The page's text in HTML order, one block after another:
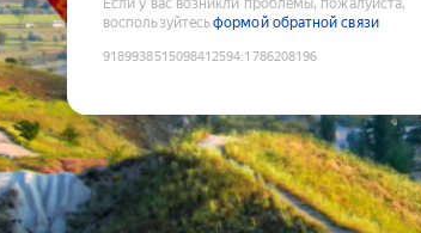
Если у вас возникли проблемы, пожалуйста,
воспользуйтесьформой обратной связи
9189938515098412594:1786208196